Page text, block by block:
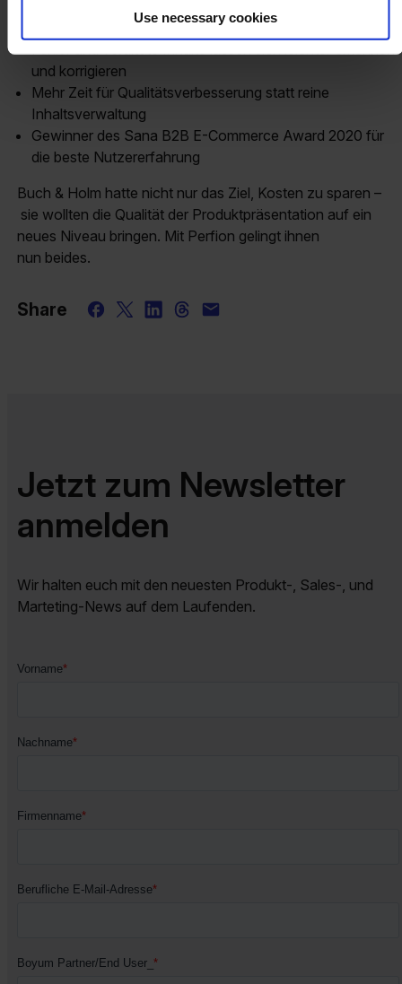
Use necessary cookies
Produktinformationen
und korrigieren
Mehr Zeit für Qualitätsverbesserung statt reine
Inhaltsverwaltung
Gewinner des Sana B2B E-Commerce Award 2020 für
die beste Nutzererfahrung
Buch & Holm hatte nicht nur das Ziel, Kosten zu sparen –
sie wollten die Qualität der Produktpräsentation auf ein
neues Niveau bringen. Mit Perfion gelingt ihnen
nun beides.
Share
Jetzt zum Newsletter
anmelden
Wir halten euch mit den neuesten Produkt-, Sales-, und
Marteting-News auf dem Laufenden.